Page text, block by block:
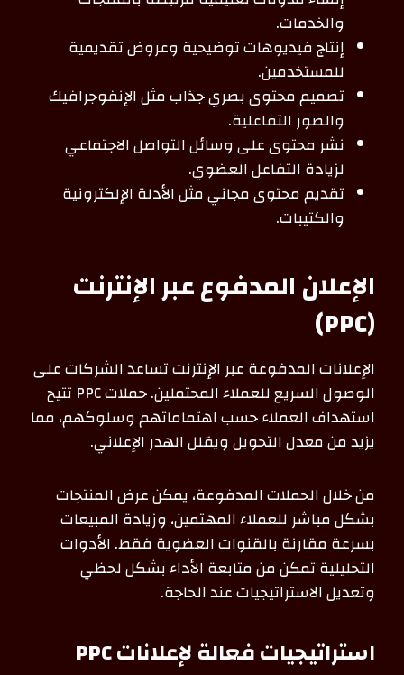
والخدمات.
إنتاج فيديوهات توضيحية وعروض تقديمية
للمستخدمين.
تصميم محتوى بصري جذاب مثل الإنفوجرافيك
والصور التفاعلية.
نشر محتوى على وسائل التواصل الاجتماعي
لزيادة التفاعل العضوي.
تقديم محتوى مجاني مثل الأدلة الإلكترونية
والكتيبات.
الإعلان المدفوع عبر الإنترنت
(PPC)
الإعلانات المدفوعة عبر الإنترنت تساعد الشركات على
الوصول السريع للعملاء المحتملين. حملات PPC تتيح
استهداف العملاء حسب اهتماماتهم وسلوكهم، مما
يزيد من معدل التحويل ويقلل الهدر الإعلاني.
من خلال الحملات المدفوعة، يمكن عرض المنتجات
بشكل مباشر للعملاء المهتمين، وزيادة المبيعات
بسرعة مقارنة بالقنوات العضوية فقط. الأدوات
التحليلية تمكن من متابعة الأداء بشكل لحظي
وتعديل الاستراتيجيات عند الحاجة.
استراتيجيات فعالة لإعلانات PPC